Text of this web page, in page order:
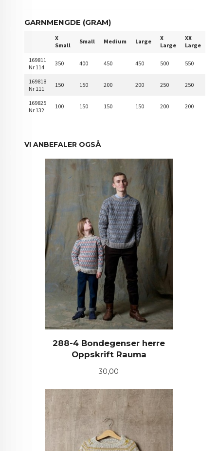
GARNMENGDE (GRAM)
X
Small
Small Medium Large
X
Large
XX
Large
169811
Nr 114
350 400 450 450 500 550
169818
Nr 111
150 150 200 200 250 250
169825
Nr 132
100 150 150 150 200 200
VI ANBEFALER OGSÅ
288-4 Bondegenser herre
Oppskrift Rauma
Pris
30,00